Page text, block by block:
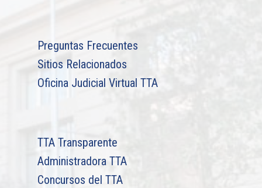
Preguntas Frecuentes
Sitios Relacionados
Oficina Judicial Virtual TTA
TTA Transparente
Administradora TTA
Concursos del TTA